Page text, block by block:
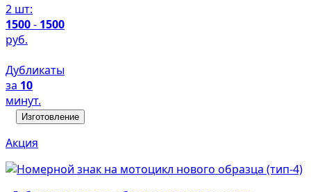
2 шт:
1500- 1500
руб.
Дубликаты
за 10
минут.
Изготовление
Акция